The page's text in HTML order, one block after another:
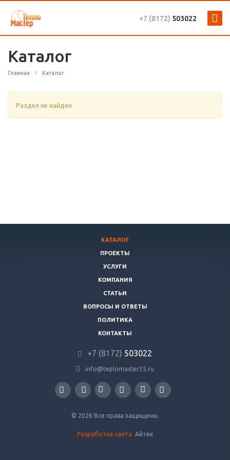
+7 (8172) 503022
Каталог
Главная Каталог
Раздел не найден
КАТАЛОГ
ПРОЕКТЫ
УСЛУГИ
КОМПАНИЯ
СТАТЬИ
ВОПРОСЫ И ОТВЕТЫ
ПОЛИТИКА
КОНТАКТЫ
+7 (8172) 503022
info@teplomaster35.ru
© 2026 Все права защищены.
Разработка сайта Айтек